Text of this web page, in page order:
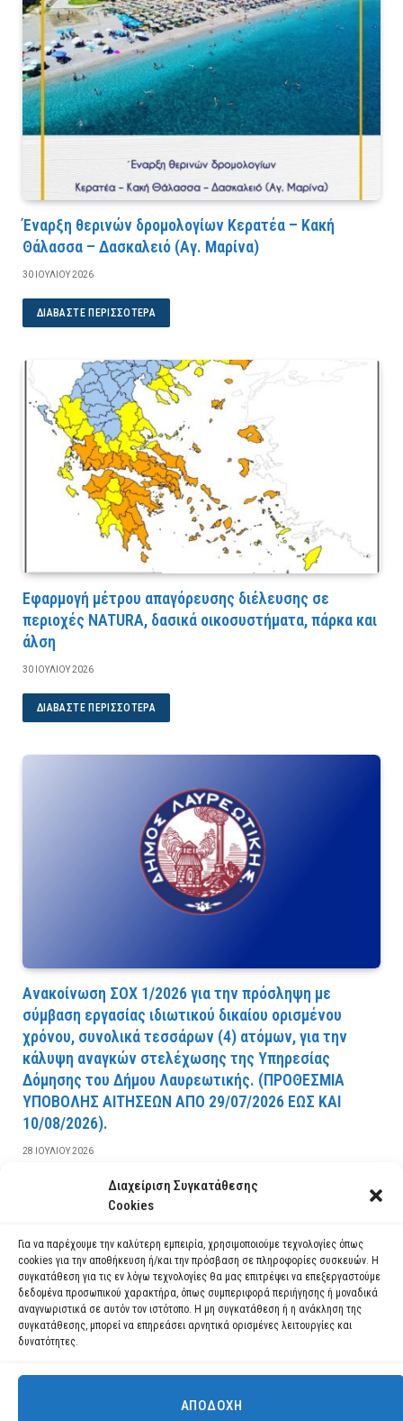
Διαχείριση Συγκατάθεσης
Cookies
Για να παρέχουμε την καλύτερη εμπειρία, χρησιμοποιούμε τεχνολογίες όπως
cookies για την αποθήκευση ή/και την πρόσβαση σε πληροφορίες συσκευών. Η
συγκατάθεση για τις εν λόγω τεχνολογίες θα μας επιτρέψει να επεξεργαστούμε
δεδομένα προσωπικού χαρακτήρα, όπως συμπεριφορά περιήγησης ή μοναδικά
αναγνωριστικά σε αυτόν τον ιστότοπο. Η μη συγκατάθεση ή η ανάκληση της
συγκατάθεσης, μπορεί να επηρεάσει αρνητικά ορισμένες λειτουργίες και
δυνατότητες.
ΑΠΟΔΟΧΉ
Έναρξη θερινών δρομολογίων Κερατέα – Κακή
Θάλασσα – Δασκαλειό (Αγ. Μαρίνα)
30 ΙΟΥΛΊΟΥ 2026
ΔΙΑΒΆΣΤΕ ΠΕΡΙΣΣΌΤΕΡΑ
Εφαρμογή μέτρου απαγόρευσης διέλευσης σε
περιοχές NATURA, δασικά οικοσυστήματα, πάρκα και
άλση
30 ΙΟΥΛΊΟΥ 2026
ΔΙΑΒΆΣΤΕ ΠΕΡΙΣΣΌΤΕΡΑ
Ανακοίνωση ΣΟΧ 1/2026 για την πρόσληψη με
σύμβαση εργασίας ιδιωτικού δικαίου ορισμένου
χρόνου, συνολικά τεσσάρων (4) ατόμων, για την
κάλυψη αναγκών στελέχωσης της Υπηρεσίας
Δόμησης του Δήμου Λαυρεωτικής. (ΠPOΘEΣMIA
YΠOBOΛHΣ AITHΣEΩN AΠO 29/07/2026 EΩΣ KAI
10/08/2026).
28 ΙΟΥΛΊΟΥ 2026
ΔΙΑΒΆΣΤΕ ΠΕΡΙΣΣΌΤΕΡΑ
Χρησιμοποιούμε cookies για να σας προσφέρουμε τη βέλτιστη εμπειρία